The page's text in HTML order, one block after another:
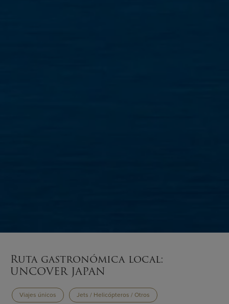
Ruta gastronómica local:
UNCOVER JAPAN
Viajes únicos Jets / Helicópteros / Otros